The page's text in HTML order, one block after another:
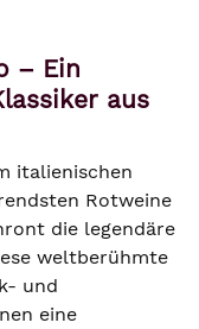
– Ein
aus
italienischen
Rotweine
die legendäre
weltberühmte
und
eine